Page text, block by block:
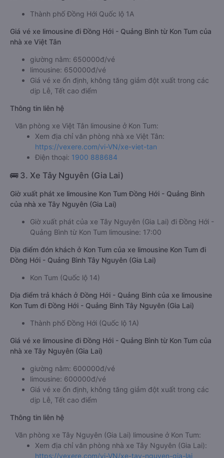
Thành phố Đồng Hới Quốc lộ 1A
Giá vé xe limousine đi Đồng Hới - Quảng Bình từ Kon Tum của
nhà xe Việt Tân
giường nằm: 650000đ/vé
limousine: 650000đ/vé
Giá vé xe ổn định, không tăng giảm đột xuất trong các
dịp Lễ, Tết cao điểm
Thông tin liên hệ
Văn phòng xe Việt Tân limousine ở Kon Tum:
Xem địa chỉ văn phòng nhà xe Việt Tân:
https://vexere.com/vi-VN/xe-viet-tan
Điện thoại: 1900 888684
🚌 3. Xe Tây Nguyên (Gia Lai)
Giờ xuất phát xe limousine Kon Tum Đồng Hới - Quảng Bình
của nhà xe Tây Nguyên (Gia Lai)
Giờ xuất phát của xe Tây Nguyên (Gia Lai) đi Đồng Hới -
Quảng Bình từ Kon Tum limousine: 17:00
Địa điểm đón khách ở Kon Tum của xe limousine Kon Tum đi
Đồng Hới - Quảng Bình Tây Nguyên (Gia Lai)
Kon Tum (Quốc lộ 14)
Địa điểm trả khách ở Đồng Hới - Quảng Bình của xe limousine
Kon Tum đi Đồng Hới - Quảng Bình Tây Nguyên (Gia Lai)
Thành phố Đồng Hới (Quốc lộ 1A)
Giá vé xe limousine đi Đồng Hới - Quảng Bình từ Kon Tum của
nhà xe Tây Nguyên (Gia Lai)
giường nằm: 600000đ/vé
limousine: 600000đ/vé
Giá vé xe ổn định, không tăng giảm đột xuất trong các
dịp Lễ, Tết cao điểm
Thông tin liên hệ
Văn phòng xe Tây Nguyên (Gia Lai) limousine ở Kon Tum:
Xem địa chỉ văn phòng nhà xe Tây Nguyên (Gia Lai):
https://vexere.com/vi-VN/xe-tay-nguyen-gia-lai